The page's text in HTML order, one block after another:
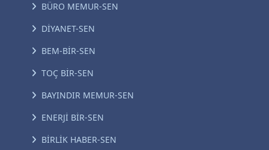
BÜRO MEMUR-SEN
DİYANET-SEN
BEM-BİR-SEN
TOÇ BİR-SEN
BAYINDIR MEMUR-SEN
ENERJİ BİR-SEN
BİRLİK HABER-SEN